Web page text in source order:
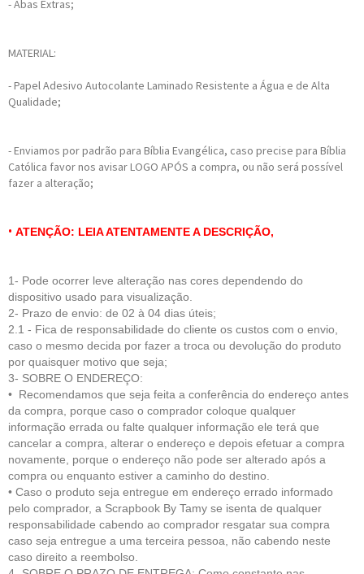
- Abas Extras;
MATERIAL:
- Papel Adesivo Autocolante Laminado Resistente a Água e de Alta
Qualidade;
- Enviamos por padrão para Bíblia Evangélica, caso precise para Bíblia
Católica favor nos avisar LOGO APÓS a compra, ou não será possível
fazer a alteração;
• ATENÇÃO: LEIA ATENTAMENTE A DESCRIÇÃO,
1- Pode ocorrer leve alteração nas cores dependendo do
dispositivo usado para visualização.
2- Prazo de envio: de 02 à 04 dias úteis;
2.1 - Fica de responsabilidade do cliente os custos com o envio,
caso o mesmo decida por fazer a troca ou devolução do produto
por quaisquer motivo que seja;
3- SOBRE O ENDEREÇO:
• Recomendamos que seja feita a conferência do endereço antes
da compra, porque caso o comprador coloque qualquer
informação errada ou falte qualquer informação ele terá que
cancelar a compra, alterar o endereço e depois efetuar a compra
novamente, porque o endereço não pode ser alterado após a
compra ou enquanto estiver a caminho do destino.
• Caso o produto seja entregue em endereço errado informado
pelo comprador, a Scrapbook By Tamy se isenta de qualquer
responsabilidade cabendo ao comprador resgatar sua compra
caso seja entregue a uma terceira pessoa, não cabendo neste
caso direito a reembolso.